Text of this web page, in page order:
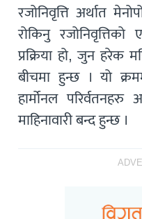
रजोनिवृत्ति अर्थात
रोकिनु
प्रक्रिया हो, जुन हरेक
बीचमा हुन्छ । यो
हार्मोनल
माहिनावारी बन्द हुन्छ ।